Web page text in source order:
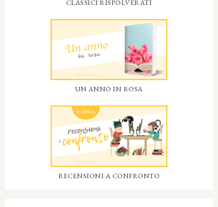
CLASSICI RISPOLVERATI
UN ANNO IN ROSA
RECENSIONI A CONFRONTO